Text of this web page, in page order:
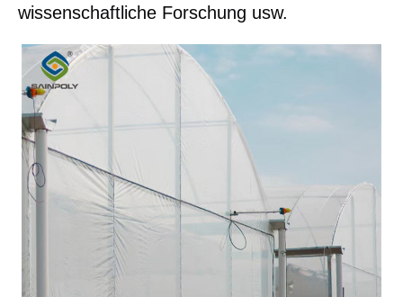
wissenschaftliche Forschung usw.